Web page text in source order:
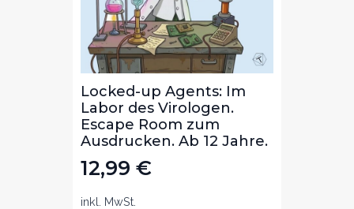
Locked-up Agents: Im
Labor des Virologen.
Escape Room zum
Ausdrucken. Ab 12 Jahre.
12,99 €
inkl. MwSt.